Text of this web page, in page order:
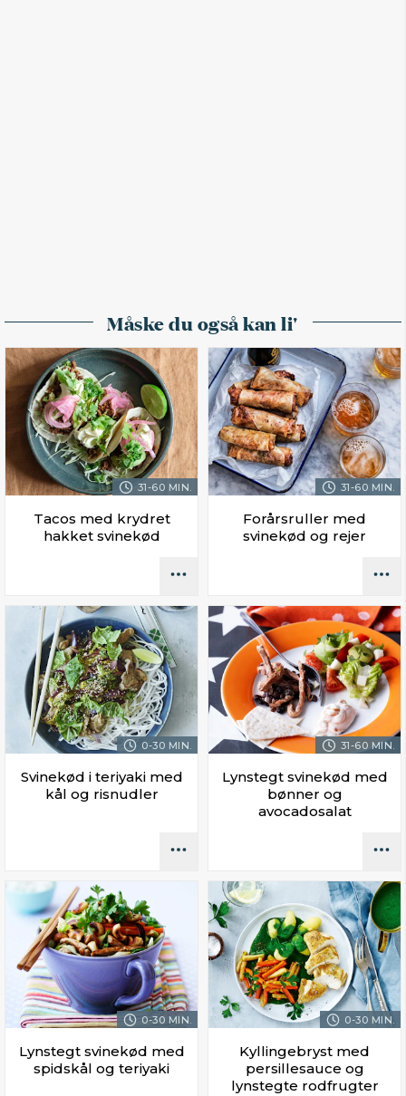
Måske du også kan li'
31-60 MIN.
Tacos med krydret
hakket svinekød
31-60 MIN.
Forårsruller med
svinekød og rejer
0-30 MIN.
Svinekød i teriyaki med
kål og risnudler
31-60 MIN.
Lynstegt svinekød med
bønner og
avocadosalat
0-30 MIN.
Lynstegt svinekød med
spidskål og teriyaki
0-30 MIN.
Kyllingebryst med
persillesauce og
lynstegte rodfrugter